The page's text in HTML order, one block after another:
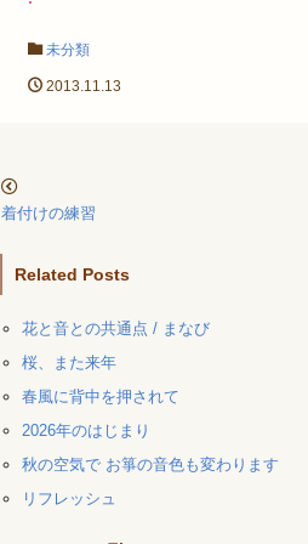
未分類
2013.11.13
着付けの練習
Related Posts
花と音との共通点 / まなび
桜、また来年
春風に背中を押されて
2026年のはじまり
秋の空気で お箏の音色も変わります
リフレッシュ